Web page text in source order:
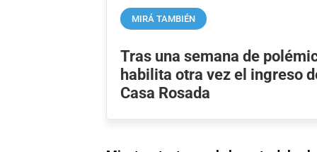
MIRÁ TAMBIÉN
Tras una semana de
habilita otra vez el ingreso
Casa Rosada